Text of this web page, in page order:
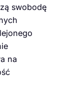
swobodę
na